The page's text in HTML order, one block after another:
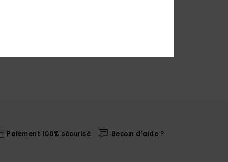
Paiement 100% sécurisé Besoin d'aide ?